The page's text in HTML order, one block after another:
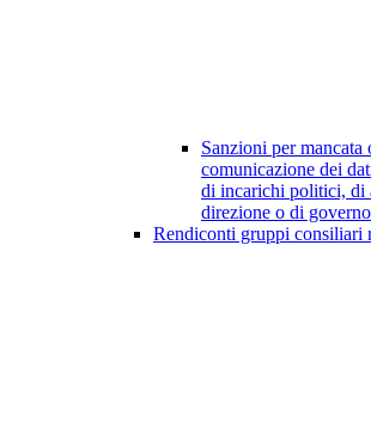
Sanzioni per mancata
comunicazione dei
di incarichi politici, di
direzione o di governo
Rendiconti gruppi consiliari